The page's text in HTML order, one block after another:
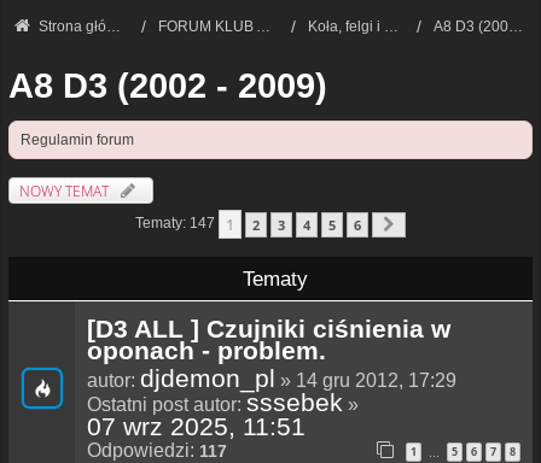
Strona główna FORUM KLUB AUDI A8 - FORUM TECHNICZNE Koła, felgi i opony A8 D3 (2002 - 2009)
A8 D3 (2002 - 2009)
Regulamin forum
NOWY TEMAT
Tematy: 147 1 2 3 4 5 6
Tematy
[D3 ALL ] Czujniki ciśnienia w
oponach - problem.
autor: djdemon_pl » 14 gru 2012, 17:29
Ostatni post autor: sssebek »
07 wrz 2025, 11:51
Odpowiedzi: 117 1 … 5 6 7 8